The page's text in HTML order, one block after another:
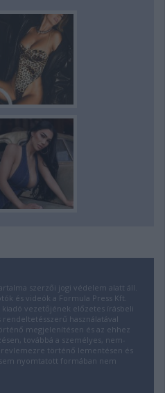
szerzői jogi védelem alatt áll.
és videók a Formula Press Kft.
vezetőjének előzetes írásbeli
használatával
megjelenítésen és az ehhez
továbbá a személyes, nem-
történő lementésen és
nyomtatott formában nem